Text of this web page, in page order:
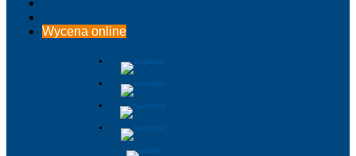
Wycena online